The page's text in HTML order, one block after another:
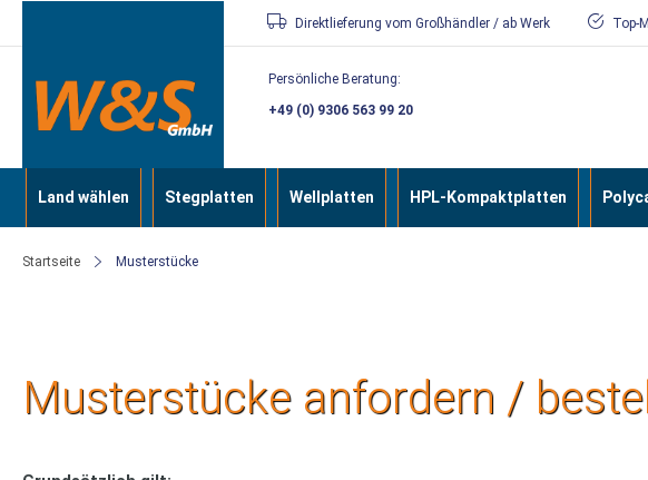
Direkt
zum
Inhalt
Direktlieferung vom Großhändler / ab Werk Top-
Persönliche Beratung:
+49 (0) 9306 563 99 20
Land wählen Stegplatten Wellplatten HPL-Kompaktplatten
Startseite Musterstücke
Musterstücke anfordern /